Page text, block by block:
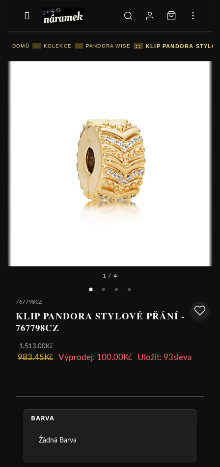
DOMŮ :: KOLEKCE :: PANDORA WISE :: KLIP PANDORA
1 / 4
767798CZ
KLIP PANDORA STYLOVÉ PŘÁNÍ -
767798CZ
1,513.00Kč
983.45Kč Výprodej: 100.00Kč Uložit: 93sleva
BARVA
Žádná Barva